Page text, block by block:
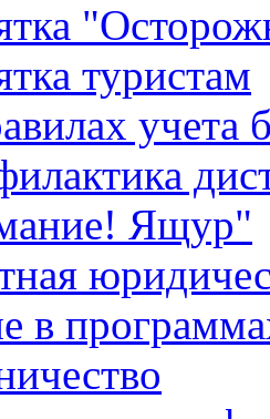
туристам
учета
Ящур"
в